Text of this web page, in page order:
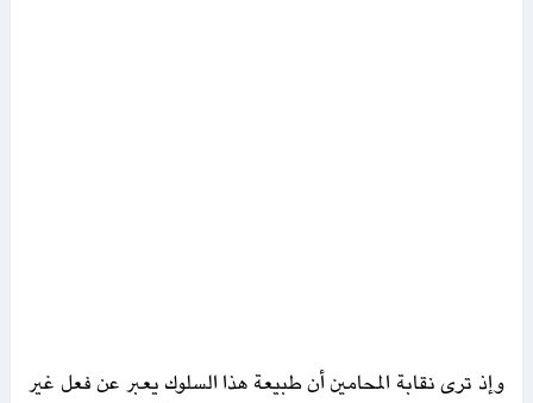
وإذ ترى نقابة المحامين أن طبيعة هذا السلوك يعبر عن فعل غير